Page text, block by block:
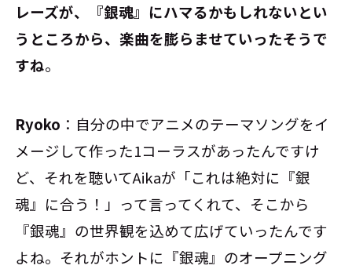
レーズが、『銀魂』にハマるかもしれないとい
うところから、楽曲を膨らませていったそうで
すね。
Ryoko ：自分の中でアニメのテーマソングをイ
メージして作った1コーラスがあったんですけ
ど、それを聴いてAikaが「これは絶対に『銀
魂』に合う！」って言ってくれて、そこから
『銀魂』の世界観を込めて広げていったんです
よね。それがホントに『銀魂』のオープニング